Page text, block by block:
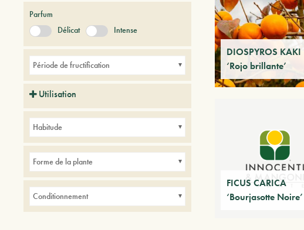
DIOSPYROS KAKI
‘Rojo brillante’
FICUS CARICA
‘Bourjasotte Noire’
Parfum
Délicat
Intense
Période de fructification
Utilisation
Petits jardins
Habitude
Forme de la plante
Conditionnement